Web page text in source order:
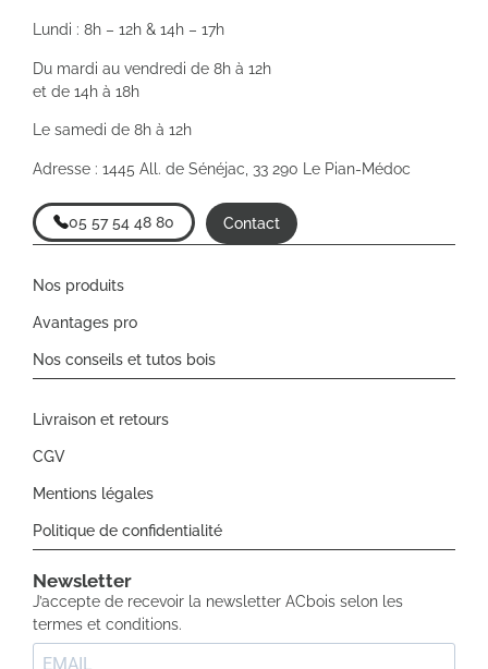
Lundi : 8h – 12h & 14h – 17h
Du mardi au vendredi de 8h à 12h
et de 14h à 18h
Le samedi de 8h à 12h
Adresse : 1445 All. de Sénéjac, 33 290 Le Pian-Médoc
05 57 54 48 80 Contact
Nos produits
Avantages pro
Nos conseils et tutos bois
Livraison et retours
CGV
Mentions légales
Politique de confidentialité
Newsletter​
J’accepte de recevoir la newsletter ACbois selon les
termes et conditions.